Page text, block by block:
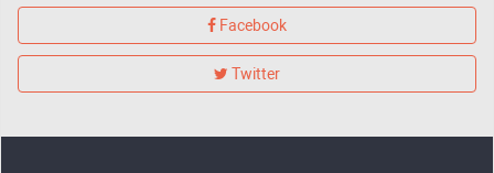
Facebook
Twitter